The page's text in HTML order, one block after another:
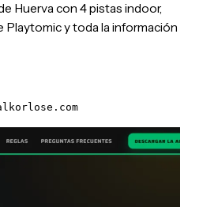
Huerva con 4 pistas indoor,
Playtomic y toda la información